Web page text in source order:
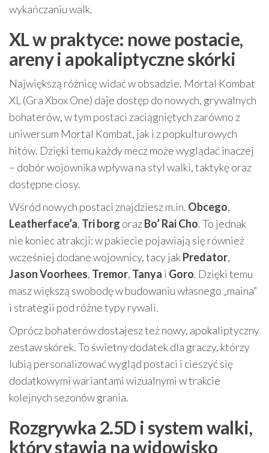
wykańczaniu walk.
XL w praktyce: nowe postacie,
areny i apokaliptyczne skórki
Największą różnicę widać w obsadzie. Mortal Kombat
XL (Gra Xbox One) daje dostęp do nowych, grywalnych
bohaterów, w tym postaci zaciągniętych zarówno z
uniwersum Mortal Kombat, jak i z popkulturowych
hitów. Dzięki temu każdy mecz może wyglądać inaczej
– dobór wojownika wpływa na styl walki, taktykę oraz
dostępne ciosy.
Wśród nowych postaci znajdziesz m.in. Obcego,
Leatherface’a, Tri borg orazBo’ Rai Cho. To jednak
nie koniec atrakcji: w pakiecie pojawiają się również
wcześniej dodane wojownicy, tacy jakPredator,
Jason Voorhees, Tremor, Tanya i Goro. Dzięki temu
masz większą swobodę w budowaniu własnego „maina”
i strategii pod różne typy rywali.
Oprócz bohaterów dostajesz też nowy, apokaliptyczny
zestaw skórek. To świetny dodatek dla graczy, którzy
lubią personalizować wygląd postaci i cieszyć się
dodatkowymi wariantami wizualnymi w trakcie
kolejnych sezonów grania.
Rozgrywka 2.5D i system walki,
który stawia na widowisko